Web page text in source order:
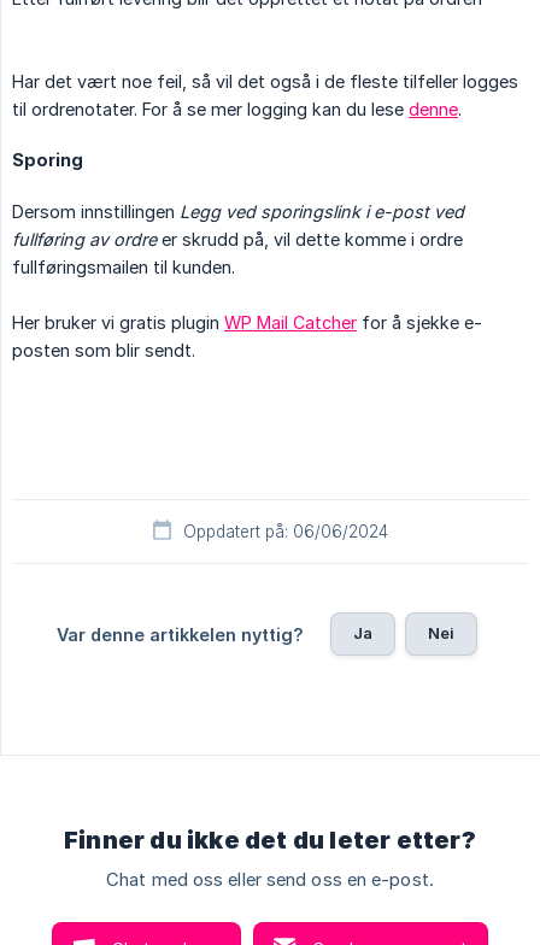
Har det vært noe feil, så vil det også i de fleste tilfeller logges
til ordrenotater. For å se mer logging kan du lese denne.
Sporing
Dersom innstillingen Legg ved sporingslink i e-post ved
fullføring av ordreer skrudd på, vil dette komme i ordre
fullføringsmailen til kunden.
Her bruker vi gratis plugin WP Mail Catcher for å sjekke e-
posten som blir sendt.
Oppdatert på: 06/06/2024
Var denne artikkelen nyttig? Ja Nei
Finner du ikke det du leter etter?
Chat med oss eller send oss en e-post.